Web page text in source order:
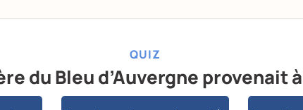
QUIZ
du Bleu d’Auvergne provenait